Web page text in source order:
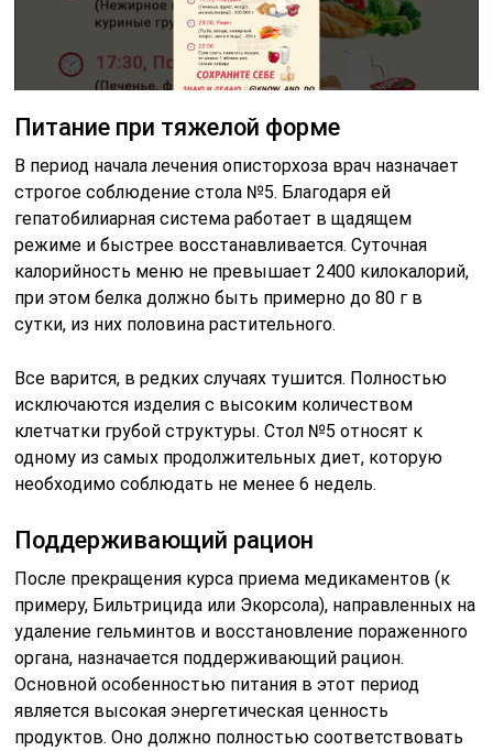
Питание при тяжелой форме
В период начала лечения описторхоза врач назначает
строгое соблюдение стола №5. Благодаря ей
гепатобилиарная система работает в щадящем
режиме и быстрее восстанавливается. Суточная
калорийность меню не превышает 2400 килокалорий,
при этом белка должно быть примерно до 80 г в
сутки, из них половина растительного.
Все варится, в редких случаях тушится. Полностью
исключаются изделия с высоким количеством
клетчатки грубой структуры. Стол №5 относят к
одному из самых продолжительных диет, которую
необходимо соблюдать не менее 6 недель.
Поддерживающий рацион
После прекращения курса приема медикаментов (к
примеру, Бильтрицида или Экорсола), направленных на
удаление гельминтов и восстановление пораженного
органа, назначается поддерживающий рацион.
Основной особенностью питания в этот период
является высокая энергетическая ценность
продуктов. Оно должно полностью соответствовать